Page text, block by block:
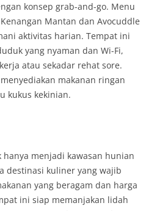
konsep grab-and-go. Menu
Mantan dan Avocuddle
aktivitas harian. Tempat ini
yang nyaman dan Wi-Fi,
atau sekadar rehat sore.
makanan ringan
kukus kekinian.
hanya menjadi kawasan hunian
destinasi kuliner yang wajib
yang beragam dan harga
ini siap memanjakan lidah